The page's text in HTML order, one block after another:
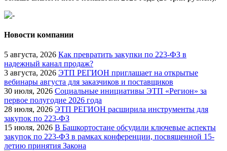
Новости компании
5 августа, 2026 Как превратить закупки по 223-ФЗ в
надежный канал продаж?
3 августа, 2026 ЭТП РЕГИОН приглашает на открытые
вебинары августа для заказчиков и поставщиков
30 июля, 2026 Социальные инициативы ЭТП «Регион» за
первое полугодие 2026 года
28 июля, 2026 ЭТП РЕГИОН расширила инструменты для
закупок по 223-ФЗ
15 июля, 2026 В Башкортостане обсудили ключевые аспекты
закупок по 223-ФЗ в рамках конференции, посвященной 15-
летию принятия Закона